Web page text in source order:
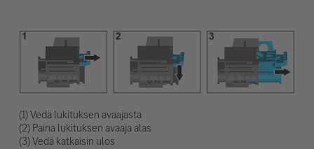
(1) Vedä lukituksen avaajasta
(2) Paina lukituksen avaaja alas
(3) Vedä katkaisin ulos